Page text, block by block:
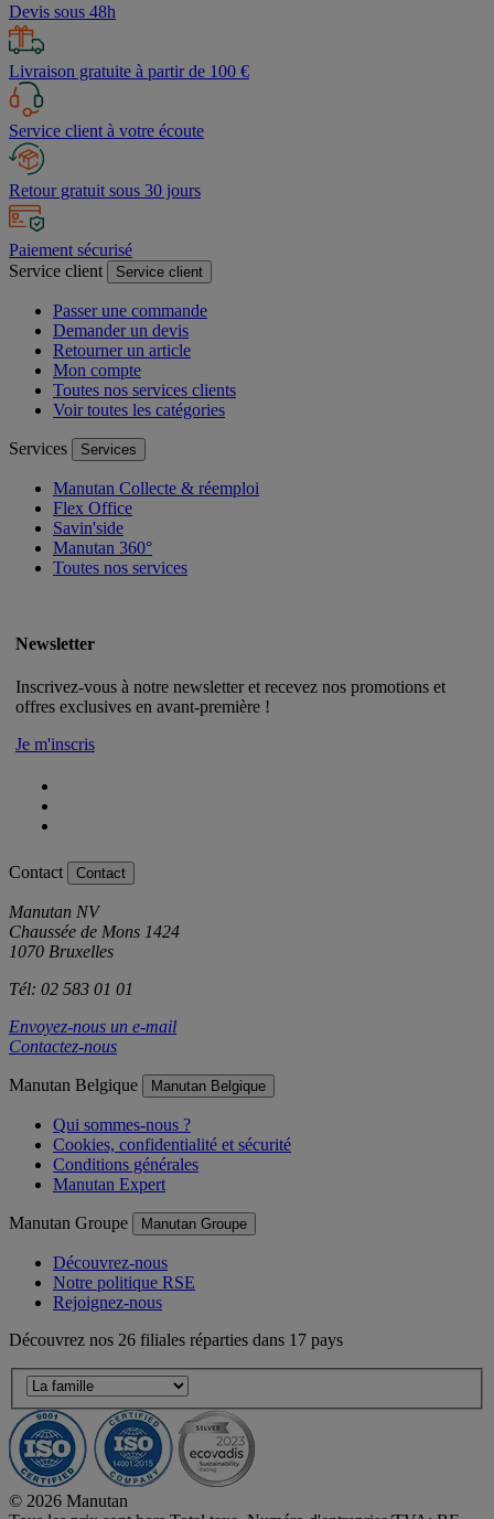
Devis sous 48h
Livraison gratuite à partir de 100 €
Service client à votre écoute
Retour gratuit sous 30 jours
Paiement sécurisé
Service client
Service client
Passer une commande
Demander un devis
Retourner un article
Mon compte
Toutes nos services clients
Voir toutes les catégories
Services Services
Manutan Collecte & réemploi
Flex Office
Savin'side
Manutan 360°
Toutes nos services
Newsletter
Inscrivez-vous à notre newsletter et recevez nos promotions et
offres exclusives en avant-première !
Je m'inscris
Contact Contact
Manutan NV
Chaussée de Mons 1424
1070 Bruxelles
Tél: 02 583 01 01
Envoyez-nous un e-mail
Contactez-nous
Manutan Belgique Manutan Belgique
Qui sommes-nous ?
Cookies, confidentialité et sécurité
Conditions générales
Manutan Expert
Manutan Groupe Manutan Groupe
Découvrez-nous
Notre politique RSE
Rejoignez-nous
Découvrez nos 26 filiales réparties dans 17 pays
© 2026 Manutan